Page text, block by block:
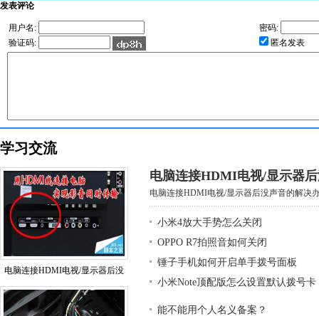
发表评论
用户名:
密码:
验证码:
匿名发表
学习交流
电脑连接HDMI电视/显示器后没
电脑连接HDMI电视/显示器
电脑连接HDMI电视/显示器后没声音的解决
小米4放大手势怎么关闭
OPPO R7拍照音如何关闭
锤子手机如何开启单手拨号面板
小米Note顶配版怎么设置默认拨号卡
能不能用个人名义备案？